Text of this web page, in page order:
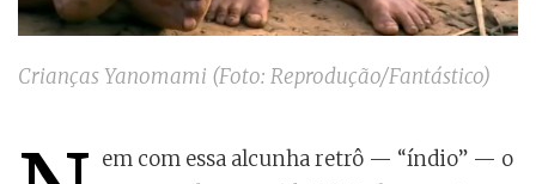
Crianças Yanomami (Foto: Reprodução/Fantástico)
em com essa alcunha retrô — “índio” — o